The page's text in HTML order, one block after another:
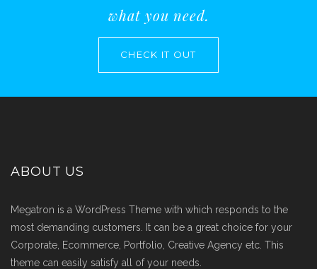
what you need.
CHECK IT OUT
ABOUT US
Megatron is a WordPress Theme with which responds to the
most demanding customers. It can be a great choice for your
Corporate, Ecommerce, Portfolio, Creative Agency etc. This
theme can easily satisfy all of your needs.